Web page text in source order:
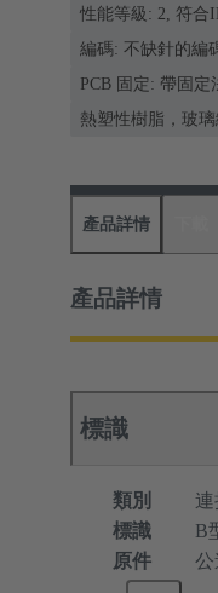
性能等級: 2, 符合
編碼: 不缺針的編
PCB 固定: 帶固定
熱塑性樹脂，玻
產品詳情
產品詳情
標識
類別
連
標識
B
原件
公